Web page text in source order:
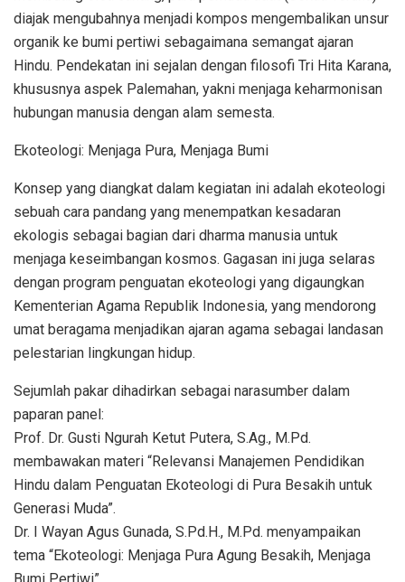
diajak mengubahnya menjadi kompos mengembalikan unsur
organik ke bumi pertiwi sebagaimana semangat ajaran
Hindu. Pendekatan ini sejalan dengan filosofi Tri Hita Karana,
khususnya aspek Palemahan, yakni menjaga keharmonisan
hubungan manusia dengan alam semesta.
Ekoteologi: Menjaga Pura, Menjaga Bumi
Konsep yang diangkat dalam kegiatan ini adalah ekoteologi
sebuah cara pandang yang menempatkan kesadaran
ekologis sebagai bagian dari dharma manusia untuk
menjaga keseimbangan kosmos. Gagasan ini juga selaras
dengan program penguatan ekoteologi yang digaungkan
Kementerian Agama Republik Indonesia, yang mendorong
umat beragama menjadikan ajaran agama sebagai landasan
pelestarian lingkungan hidup.
Sejumlah pakar dihadirkan sebagai narasumber dalam
paparan panel:
Prof. Dr. Gusti Ngurah Ketut Putera, S.Ag., M.Pd.
membawakan materi “Relevansi Manajemen Pendidikan
Hindu dalam Penguatan Ekoteologi di Pura Besakih untuk
Generasi Muda”.
Dr. I Wayan Agus Gunada, S.Pd.H., M.Pd. menyampaikan
tema “Ekoteologi: Menjaga Pura Agung Besakih, Menjaga
Bumi Pertiwi”.